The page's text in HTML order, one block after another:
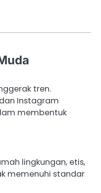
tren.
Instagram
membentuk
lingkungan, etis,
memenuhi standar